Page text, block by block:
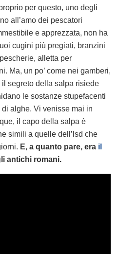
per questo, uno degli
all’amo dei pescatori
e apprezzata, non ha
cugini più pregiati, branzini
alletta per
Ma, un po’ come nei gamberi,
segreto della salpa risiede
le sostanze stupefacenti
alghe. Vi venisse mai in
il capo della salpa è
simili a quelle dell’lsd che
E, a quanto pare, era il
antichi romani.